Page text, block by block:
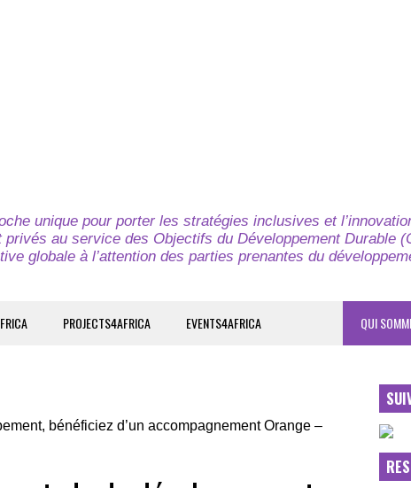
unique pour porter les stratégies inclusives et
privés au service des Objectifs du Développement Durable
globale à l’attention des parties prenantes du
PROJECTS4AFRICA EVENTS4AFRICA QUI